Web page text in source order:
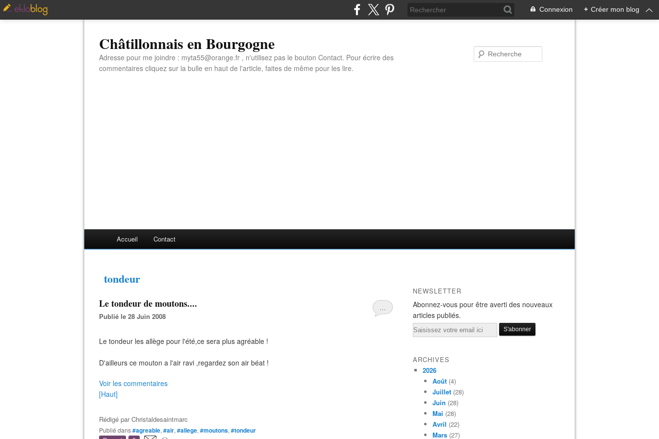
Connexion + Créer mon blog
Châtillonnais en Bourgogne
Adresse pour me joindre : myta55@orange.fr , n'utilisez pas le bouton Contact. Pour écrire des
commentaires cliquez sur la bulle en haut de l'article, faites de même pour les lire.
Accueil Contact
tondeur
…
Le tondeur de moutons....
Publié le 28 Juin 2008
Le tondeur les allège pour l'été,ce sera plus agréable !
D'ailleurs ce mouton a l'air ravi ,regardez son air béat !
Voir les commentaires
[Haut]
Rédigé parChristaldesaintmarc
Publié dans#agreable, #air, #allege, #moutons, #tondeur
NEWSLETTER
Abonnez-vous pour être averti des nouveaux
articles publiés.
Email
ARCHIVES
2026
Août (4)
Juillet (28)
Juin (28)
Mai (28)
Avril (22)
Mars (27)